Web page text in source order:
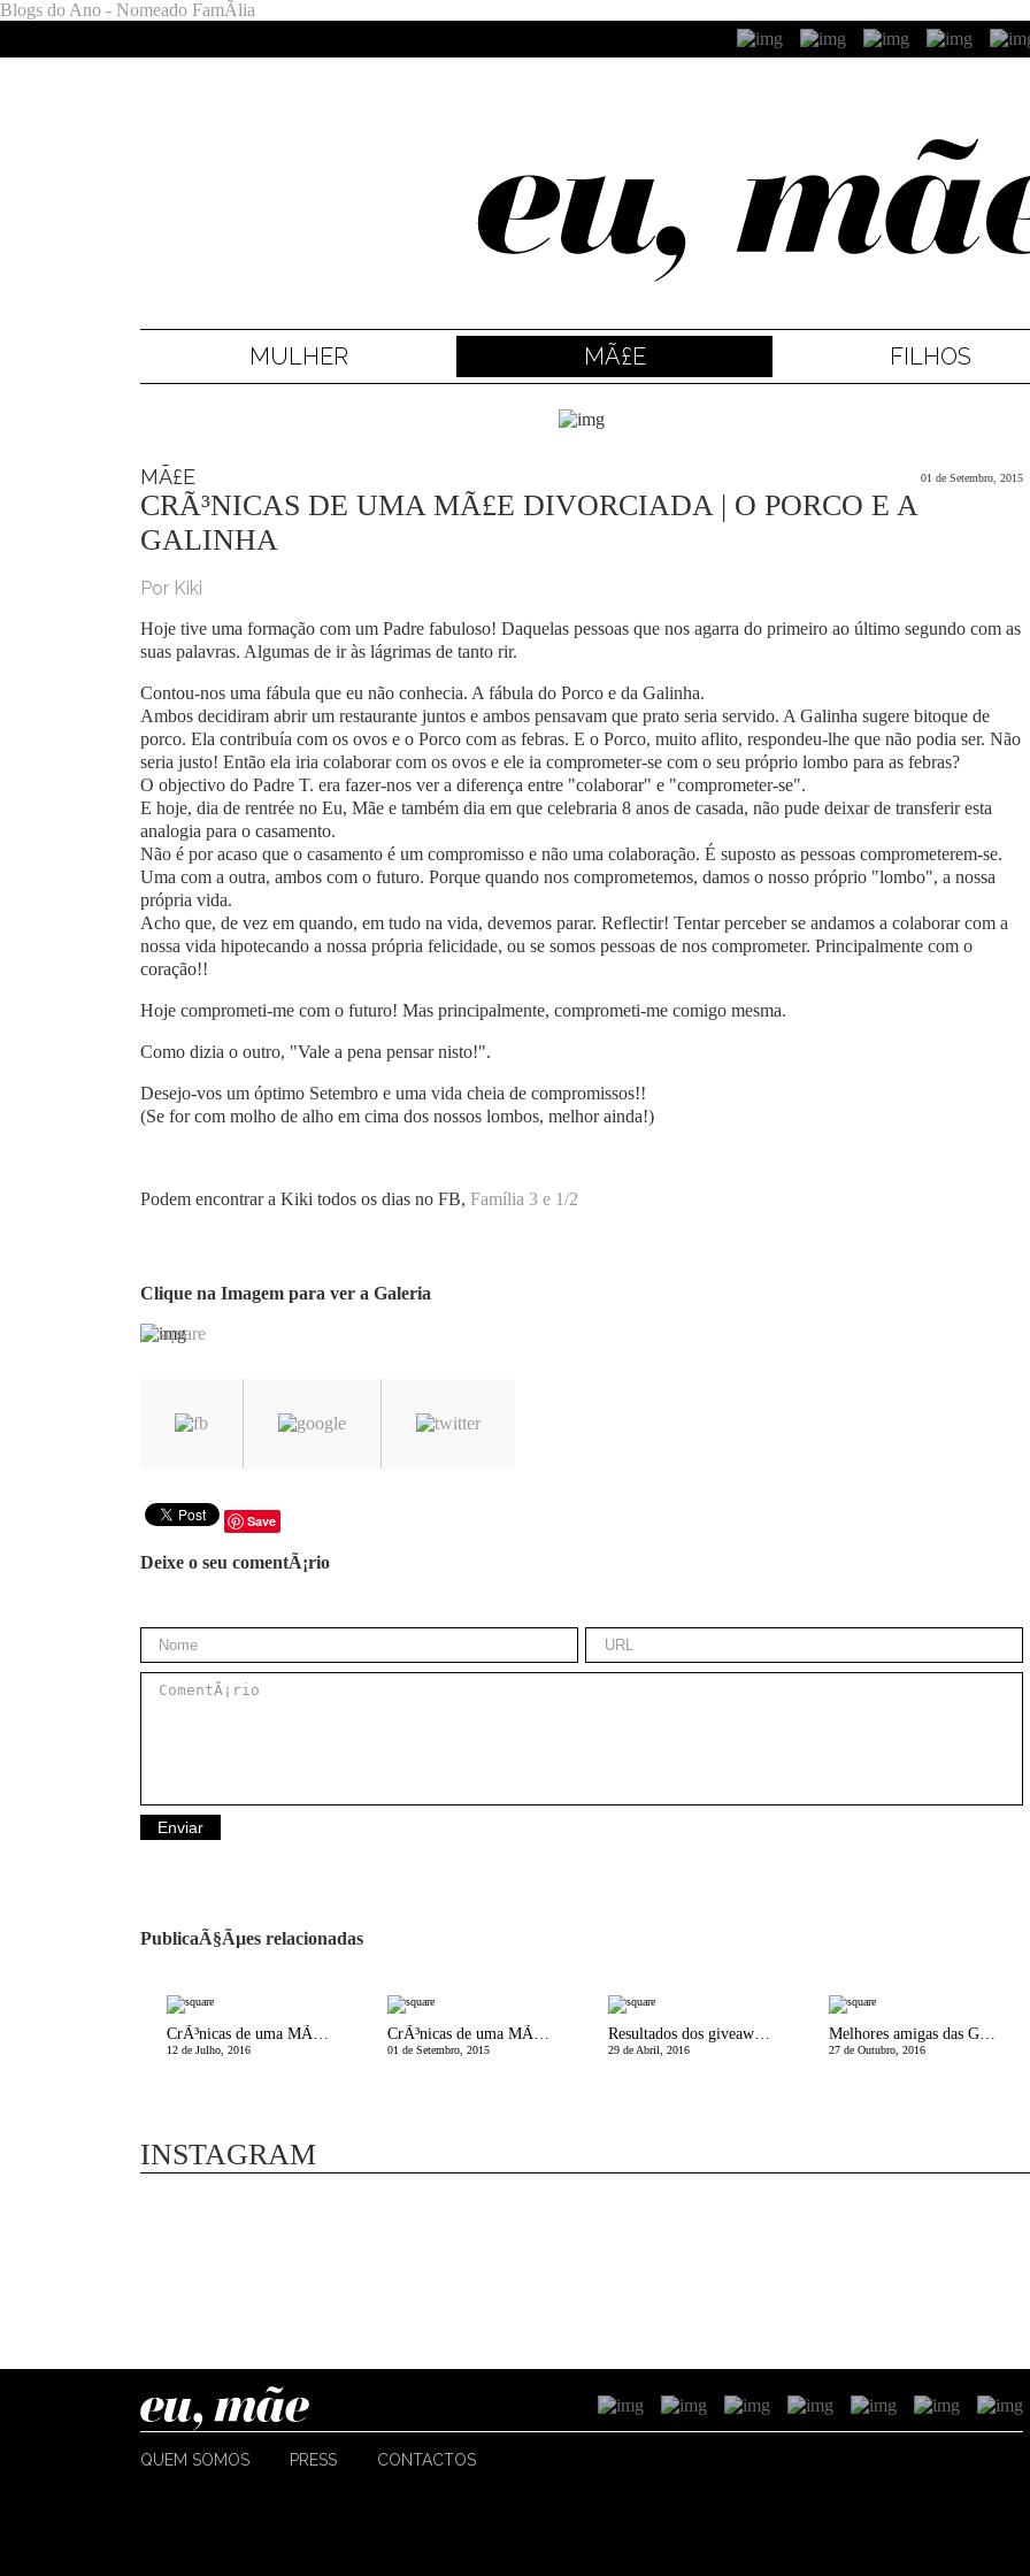
Blogs do Ano - Nomeado FamÃ­lia
MULHER MÃ£E FILHOS
MÃ£E 01 de Setembro, 2015
CRÃ³NICAS DE UMA MÃ£E DIVORCIADA | O PORCO E A
GALINHA
Por Kiki
Hoje tive uma formação com um Padre fabuloso! Daquelas pessoas que nos agarra do primeiro ao último segundo com as
suas palavras. Algumas de ir às lágrimas de tanto rir.
Contou-nos uma fábula que eu não conhecia. A fábula do Porco e da Galinha.
Ambos decidiram abrir um restaurante juntos e ambos pensavam que prato seria servido. A Galinha sugere bitoque de
porco. Ela contribuía com os ovos e o Porco com as febras. E o Porco, muito aflito, respondeu-lhe que não podia ser. Não
seria justo! Então ela iria colaborar com os ovos e ele ia comprometer-se com o seu próprio lombo para as febras?
O objectivo do Padre T. era fazer-nos ver a diferença entre "colaborar" e "comprometer-se".
E hoje, dia de rentrée no Eu, Mãe e também dia em que celebraria 8 anos de casada, não pude deixar de transferir esta
analogia para o casamento.
Não é por acaso que o casamento é um compromisso e não uma colaboração. É suposto as pessoas comprometerem-se.
Uma com a outra, ambos com o futuro. Porque quando nos comprometemos, damos o nosso próprio "lombo", a nossa
própria vida.
Acho que, de vez em quando, em tudo na vida, devemos parar. Reflectir! Tentar perceber se andamos a colaborar com a
nossa vida hipotecando a nossa própria felicidade, ou se somos pessoas de nos comprometer. Principalmente com o
coração!!
Hoje comprometi-me com o futuro! Mas principalmente, comprometi-me comigo mesma.
Como dizia o outro, "Vale a pena pensar nisto!".
Desejo-vos um óptimo Setembro e uma vida cheia de compromissos!!
(Se for com molho de alho em cima dos nossos lombos, melhor ainda!)
Podem encontrar a Kiki todos os dias no FB, Família 3 e 1/2
Clique na Imagem para ver a Galeria
Save
Deixe o seu comentÃ¡rio
PublicaÃ§Ãµes relacionadas
12 de Julho, 2016 01 de Setembro, 2015
Resultados dos giveaways Float In e Meekbum
29 de Abril, 2016
Melhores amigas das GrÃ¡vidas | Almofadas de gravidez e amamentaÃ§Ã£o
27 de Outubro, 2016
INSTAGRAM
QUEM SOMOS PRESS CONTACTOS